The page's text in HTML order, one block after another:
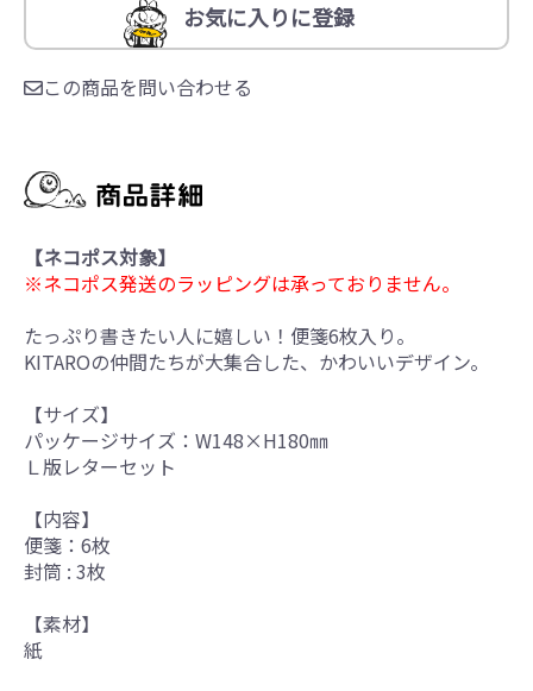
お気に入りに登録
この商品を問い合わせる
【ネコポス対象】
※ネコポス発送のラッピングは承っておりません。
たっぷり書きたい人に嬉しい！便箋6枚入り。
KITAROの仲間たちが大集合した、かわいいデザイン。
【サイズ】
パッケージサイズ：W148×H180㎜
Ｌ版レターセット
【内容】
便箋：6枚
封筒 : 3枚
【素材】
紙